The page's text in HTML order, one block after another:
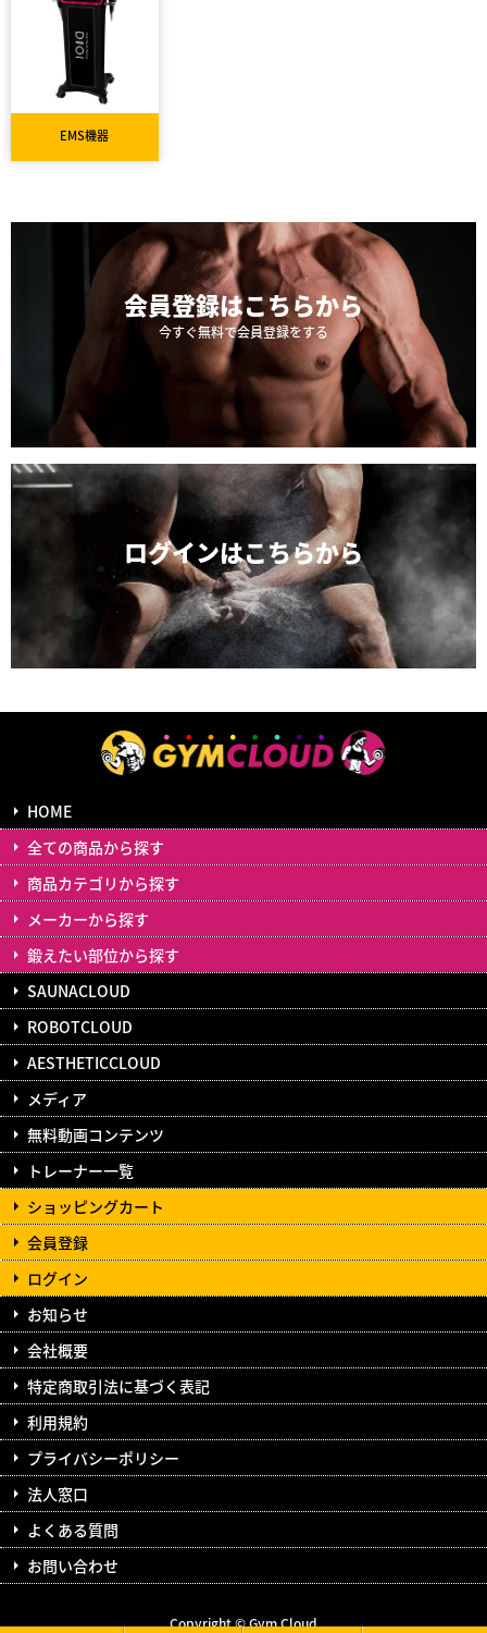
EMS機器
会員登録はこちらから
今すぐ無料で会員登録をする
ログインはこちらから
HOME
全ての商品から探す
商品カテゴリから探す
メーカーから探す
鍛えたい部位から探す
SAUNACLOUD
ROBOTCLOUD
AESTHETICCLOUD
メディア
無料動画コンテンツ
トレーナー一覧
ショッピングカート
会員登録
ログイン
お知らせ
会社概要
特定商取引法に基づく表記
利用規約
プライバシーポリシー
法人窓口
よくある質問
お問い合わせ
Copyright © Gym Cloud